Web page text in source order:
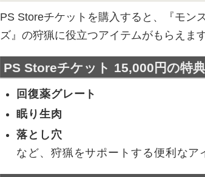
PS Storeチケットを購入すると、『モン
ズ』の狩猟に役立つアイテムがもらえます
PS Storeチケット 15,000円の特
回復薬グレート
眠り生肉
落とし穴
など、狩猟をサポートする便利なア